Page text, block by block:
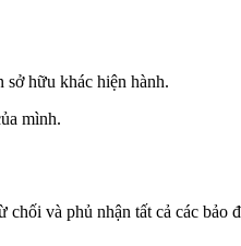
sở hữu khác hiện hành.
mình.
và phủ nhận tất cả các bảo